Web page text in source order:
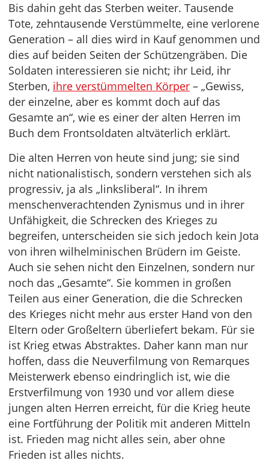
Bis dahin geht das Sterben weiter. Tausende
Tote, zehntausende Verstümmelte, eine verlorene
Generation – all dies wird in Kauf genommen und
dies auf beiden Seiten der Schützengräben. Die
Soldaten interessieren sie nicht; ihr Leid, ihr
Sterben, ihre verstümmelten Körper – „Gewiss,
der einzelne, aber es kommt doch auf das
Gesamte an“, wie es einer der alten Herren im
Buch dem Frontsoldaten altväterlich erklärt.
Die alten Herren von heute sind jung; sie sind
nicht nationalistisch, sondern verstehen sich als
progressiv, ja als „linksliberal“. In ihrem
menschenverachtenden Zynismus und in ihrer
Unfähigkeit, die Schrecken des Krieges zu
begreifen, unterscheiden sie sich jedoch kein Jota
von ihren wilhelminischen Brüdern im Geiste.
Auch sie sehen nicht den Einzelnen, sondern nur
noch das „Gesamte“. Sie kommen in großen
Teilen aus einer Generation, die die Schrecken
des Krieges nicht mehr aus erster Hand von den
Eltern oder Großeltern überliefert bekam. Für sie
ist Krieg etwas Abstraktes. Daher kann man nur
hoffen, dass die Neuverfilmung von Remarques
Meisterwerk ebenso eindringlich ist, wie die
Erstverfilmung von 1930 und vor allem diese
jungen alten Herren erreicht, für die Krieg heute
eine Fortführung der Politik mit anderen Mitteln
ist. Frieden mag nicht alles sein, aber ohne
Frieden ist alles nichts.